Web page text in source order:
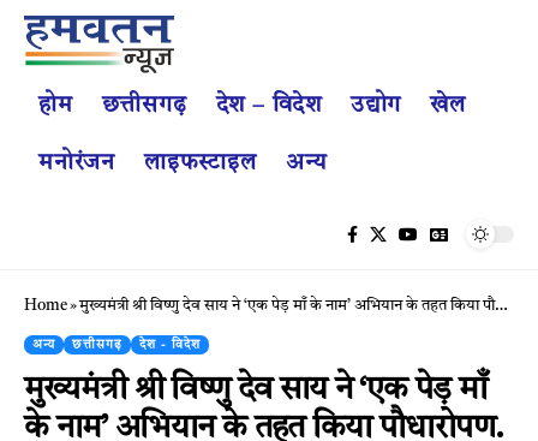
होम छत्तीसगढ़ देश – विदेश उद्योग खेल
मनोरंजन लाइफस्टाइल अन्य
Home»मुख्यमंत्री श्री विष्णु देव साय ने ‘एक पेड़ माँ के नाम’ अभियान के तहत किया पौधारोपण.
अन्य छत्तीसगढ़ देश - विदेश
मुख्यमंत्री श्री विष्णु देव साय ने ‘एक पेड़ माँ
के नाम’ अभियान के तहत किया पौधारोपण.